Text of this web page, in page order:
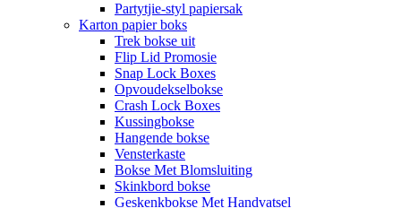
Partytjie-styl papiersak
Karton papier boks
Trek bokse uit
Flip Lid Promosie
Snap Lock Boxes
Opvoudekselbokse
Crash Lock Boxes
Kussingbokse
Hangende bokse
Vensterkaste
Bokse Met Blomsluiting
Skinkbord bokse
Geskenkbokse Met Handvatsel